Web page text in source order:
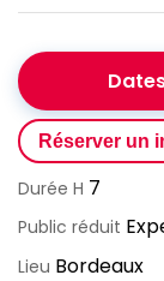
Réserver un
Durée H 7
Public réduit
Lieu Bordeaux